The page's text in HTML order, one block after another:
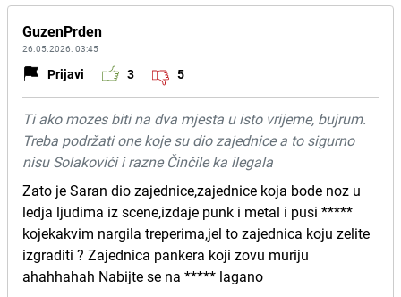
GuzenPrden
26.05.2026. 03:45
Prijavi 3 5
Ti ako mozes biti na dva mjesta u isto vrijeme, bujrum.
Treba podržati one koje su dio zajednice a to sigurno
nisu Solakovići i razne Činčile ka ilegala
Zato je Saran dio zajednice,zajednice koja bode noz u
ledja ljudima iz scene,izdaje punk i metal i pusi *****
kojekakvim nargila treperima,jel to zajednica koju zelite
izgraditi ? Zajednica pankera koji zovu muriju
ahahhahah Nabijte se na ***** lagano